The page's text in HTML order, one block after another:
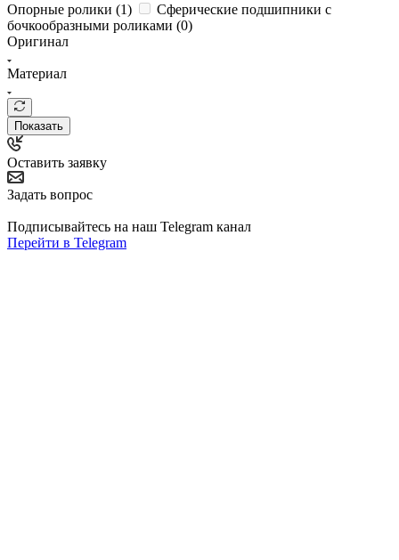
Опорные ролики (1)
Сферические подшипники с
бочкообразными роликами (0)
Оригинал
Материал
Показать
Оставить заявку
Задать вопрос
Подписывайтесь на наш Telegram канал
Перейти в Telegram